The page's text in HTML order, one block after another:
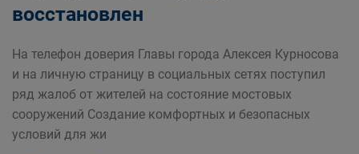
восстановлен
На телефон доверия Главы города Алексея Курносова
и на личную страницу в социальных сетях поступил
ряд жалоб от жителей на состояние мостовых
сооружений Создание комфортных и безопасных
условий для жи